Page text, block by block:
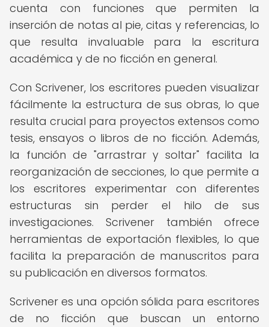
cuenta con funciones que permiten la
inserción de notas al pie, citas y referencias, lo
que resulta invaluable para la escritura
académica y de no ficción en general.
Con Scrivener, los escritores pueden visualizar
fácilmente la estructura de sus obras, lo que
resulta crucial para proyectos extensos como
tesis, ensayos o libros de no ficción. Además,
la función de "arrastrar y soltar" facilita la
reorganización de secciones, lo que permite a
los escritores experimentar con diferentes
estructuras sin perder el hilo de sus
investigaciones. Scrivener también ofrece
herramientas de exportación flexibles, lo que
facilita la preparación de manuscritos para
su publicación en diversos formatos.
Scrivener es una opción sólida para escritores
de no ficción que buscan un entorno